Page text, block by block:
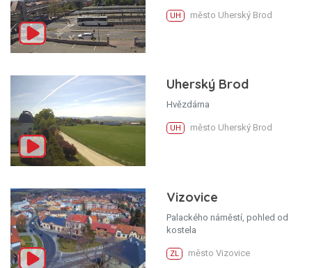
UH město Uherský Brod
Uherský Brod
Hvězdárna
UH město Uherský Brod
Vizovice
Palackého náměstí, pohled od
kostela
ZL město Vizovice